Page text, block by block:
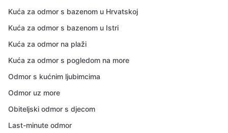
Kuća za odmor s bazenom u Hrvatskoj
Kuća za odmor s bazenom u Istri
Kuća za odmor na plaži
Kuća za odmor s pogledom na more
Odmor s kućnim ljubimcima
Odmor uz more
Obiteljski odmor s djecom
Last-minute odmor